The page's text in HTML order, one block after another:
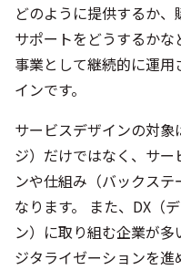
どのように提供するか、
サポートをどうするか
事業として継続的に運
インです。
サービスデザインの対
ジ）だけではなく、サ
ンや仕組み（バックス
なります。 また、DX（
ン）に取り組む企業が
ジタライゼーションを進